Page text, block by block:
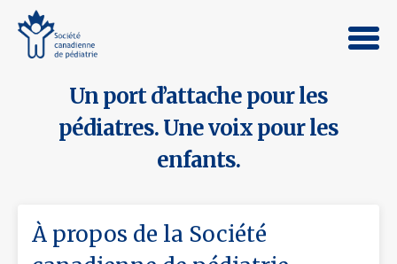
Un port d’attache pour les
pédiatres. Une voix pour les
enfants.
À propos de la Société